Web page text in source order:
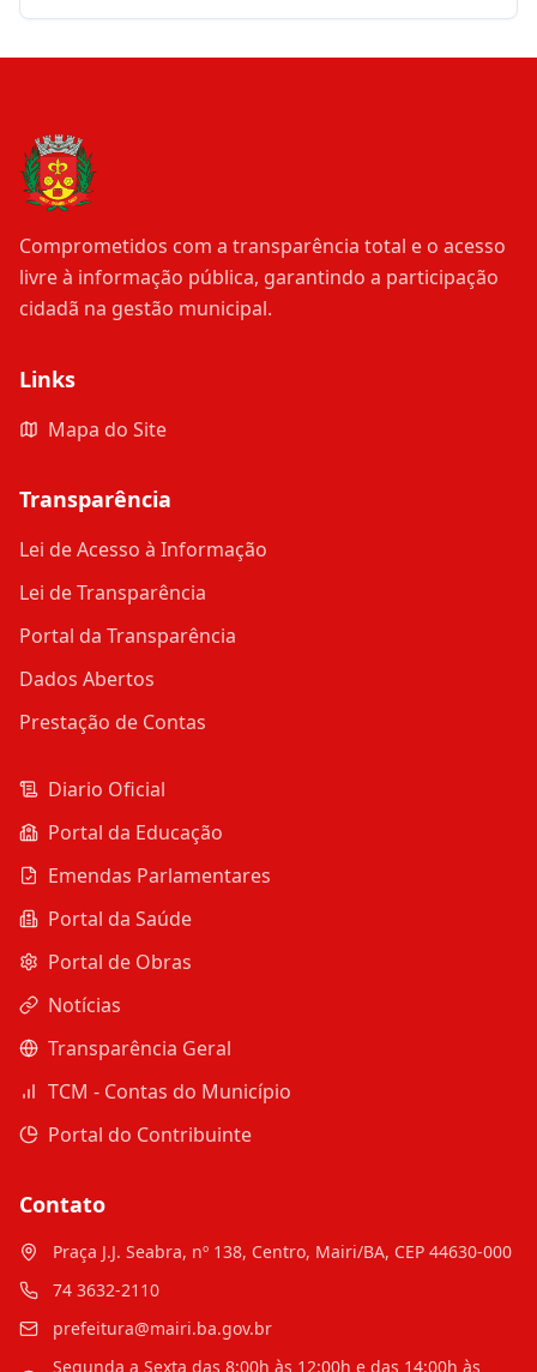
Comprometidos com a transparência total e o acesso
livre à informação pública, garantindo a participação
cidadã na gestão municipal.
Links
Mapa do Site
Transparência
Lei de Acesso à Informação
Lei de Transparência
Portal da Transparência
Dados Abertos
Prestação de Contas
Diario Oficial
Portal da Educação
Emendas Parlamentares
Portal da Saúde
Portal de Obras
Notícias
Transparência Geral
TCM - Contas do Município
Portal do Contribuinte
Contato
Praça J.J. Seabra, nº 138, Centro, Mairi/BA, CEP 44630-000
74 3632-2110
prefeitura@mairi.ba.gov.br
Segunda a Sexta das 8:00h às 12:00h e das 14:00h às